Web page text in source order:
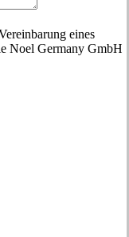
eines
Noel Germany GmbH